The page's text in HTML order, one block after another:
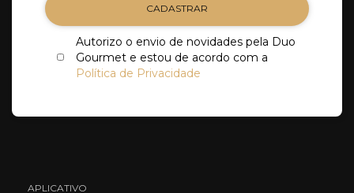
CADASTRAR
Autorizo o envio de novidades pela Duo
Gourmet e estou de acordo com a
Política de Privacidade
APLICATIVO